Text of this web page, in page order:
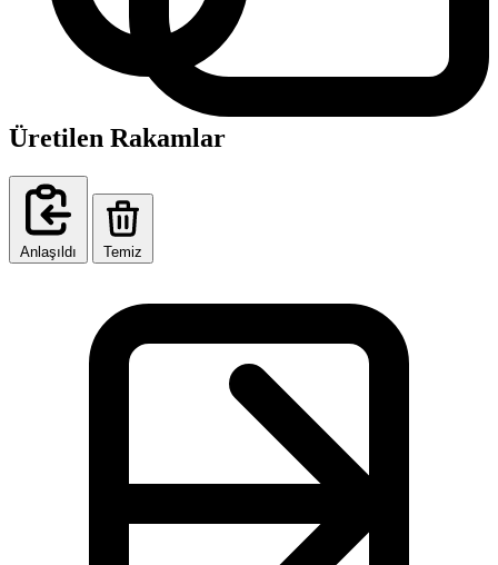
Üretilen Rakamlar
Anlaşıldı Temiz